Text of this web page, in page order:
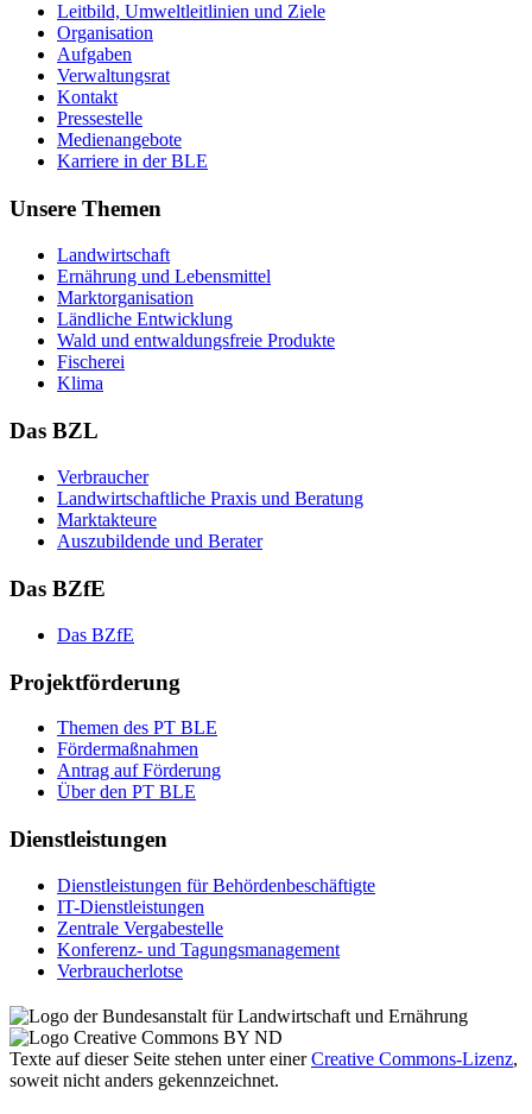
Leit­bild, Um­welt­leit­li­ni­en und Zie­le
Or­ga­ni­sa­ti­on
Auf­ga­ben
Ver­wal­tungs­rat
Kon­takt
Pres­se­stel­le
Me­di­en­an­ge­bo­te
Kar­rie­re in der BLE
Unsere Themen
Land­wirt­schaft
Er­näh­rung und Le­bens­mit­tel
Markt­or­ga­ni­sa­ti­on
Länd­li­che Ent­wick­lung
Wald und ent­wal­dungs­freie Pro­duk­te
Fi­sche­rei
Kli­ma
Das BZL
Ver­brau­cher
Land­wirtschaft­liche Pra­xis und Be­ra­tung
Mark­tak­teu­re
Aus­zu­bil­den­de und Be­ra­ter
Das BZfE
Das BZ­fE
Projektförderung
The­men des PT BLE
För­der­maß­nah­men
An­trag auf För­de­rung
Über den PT BLE
Dienstleistungen
Dienst­leis­tun­gen für Be­hör­den­be­schäf­tig­te
IT-Dienst­leis­tun­gen
Zen­tra­le Ver­ga­be­stel­le
Kon­fe­renz- und Tagungs­management
Ver­brau­cher­lot­se
Texte auf dieser Seite stehen unter einerCreative Commons-Lizenz,
soweit nicht anders gekennzeichnet.